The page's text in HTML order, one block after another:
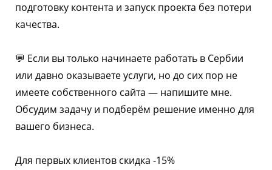
подготовку контента и запуск проекта без потери
качества.
💬 Если вы только начинаете работать в Сербии
или давно оказываете услуги, но до сих пор не
имеете собственного сайта — напишите мне.
Обсудим задачу и подберём решение именно для
вашего бизнеса.
Для первых клиентов скидка -15%